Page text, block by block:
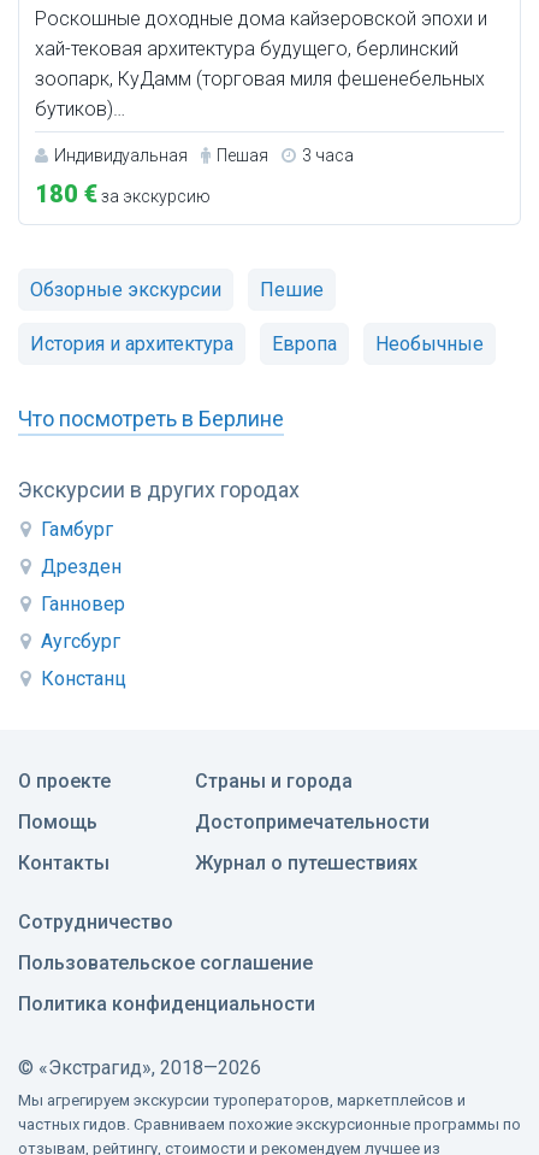
Экскурсии в других городах
Гамбург
Дрезден
Ганновер
Аугсбург
Констанц
Роскошные доходные дома кайзеровской эпохи и
хай-тековая архитектура будущего, берлинский
зоопарк, КуДамм (торговая миля фешенебельных
бутиков)…
Индивидуальная Пешая 3 часа
180 €за экскурсию
Обзорные экскурсии Пешие
История и архитектура Европа Необычные
Что посмотреть в Берлине
О проекте
Помощь
Контакты
Страны и города
Достопримечательности
Журнал о путешествиях
Сотрудничество
Пользовательское соглашение
Политика конфиденциальности
© «Экстрагид», 2018—2026
Мы агрегируем экскурсии туроператоров, маркетплейсов и
частных гидов. Сравниваем похожие экскурсионные программы по
отзывам, рейтингу, стоимости и рекомендуем лучшее из